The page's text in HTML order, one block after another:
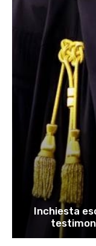
Inchiesta